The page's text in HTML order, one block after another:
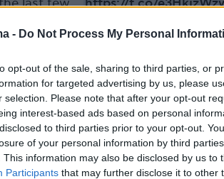
- Do Not Process My Personal
opt-out of the sale, sharing to third parties, or
for targeted advertising by us, please
selection. Please note that after your opt-out
interest-based ads based on personal
to third parties prior to your opt-out.
of your personal information by third
This information may also be disclosed by us to
Participants that may further disclose it to other
last few…https://t.co/
(@JDVance)June 5, 2026
άλλων ο Αμερικανός
όπως πεθαίνει ένας
με χειροπέδες από τις
και ούτε νοιάστηκαν για
για εγκλήματα που δεν